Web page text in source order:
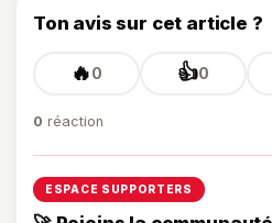
Ton avis sur cet article ?
🔥0 👍0
0 réaction
ESPACE SUPPORTERS